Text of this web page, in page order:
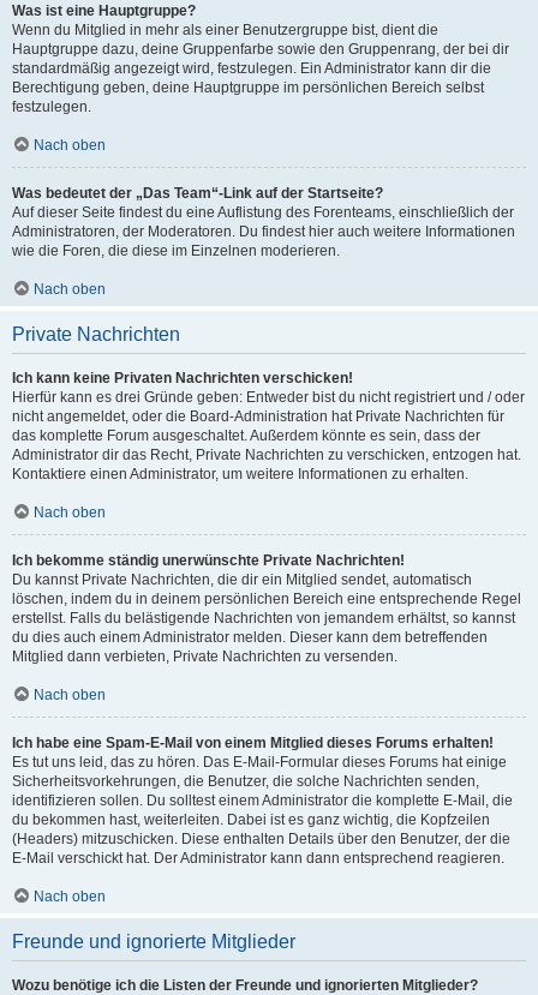
Was ist eine Hauptgruppe?
Wenn du Mitglied in mehr als einer Benutzergruppe bist, dient die
Hauptgruppe dazu, deine Gruppenfarbe sowie den Gruppenrang, der bei dir
standardmäßig angezeigt wird, festzulegen. Ein Administrator kann dir die
Berechtigung geben, deine Hauptgruppe im persönlichen Bereich selbst
festzulegen.
Nach oben
Was bedeutet der „Das Team“-Link auf der Startseite?
Auf dieser Seite findest du eine Auflistung des Forenteams, einschließlich der
Administratoren, der Moderatoren. Du findest hier auch weitere Informationen
wie die Foren, die diese im Einzelnen moderieren.
Nach oben
Private Nachrichten
Ich kann keine Privaten Nachrichten verschicken!
Hierfür kann es drei Gründe geben: Entweder bist du nicht registriert und / oder
nicht angemeldet, oder die Board-Administration hat Private Nachrichten für
das komplette Forum ausgeschaltet. Außerdem könnte es sein, dass der
Administrator dir das Recht, Private Nachrichten zu verschicken, entzogen hat.
Kontaktiere einen Administrator, um weitere Informationen zu erhalten.
Nach oben
Ich bekomme ständig unerwünschte Private Nachrichten!
Du kannst Private Nachrichten, die dir ein Mitglied sendet, automatisch
löschen, indem du in deinem persönlichen Bereich eine entsprechende Regel
erstellst. Falls du belästigende Nachrichten von jemandem erhältst, so kannst
du dies auch einem Administrator melden. Dieser kann dem betreffenden
Mitglied dann verbieten, Private Nachrichten zu versenden.
Nach oben
Ich habe eine Spam-E-Mail von einem Mitglied dieses Forums erhalten!
Es tut uns leid, das zu hören. Das E-Mail-Formular dieses Forums hat einige
Sicherheitsvorkehrungen, die Benutzer, die solche Nachrichten senden,
identifizieren sollen. Du solltest einem Administrator die komplette E-Mail, die
du bekommen hast, weiterleiten. Dabei ist es ganz wichtig, die Kopfzeilen
(Headers) mitzuschicken. Diese enthalten Details über den Benutzer, der die
E-Mail verschickt hat. Der Administrator kann dann entsprechend reagieren.
Nach oben
Freunde und ignorierte Mitglieder
Wozu benötige ich die Listen der Freunde und ignorierten Mitglieder?